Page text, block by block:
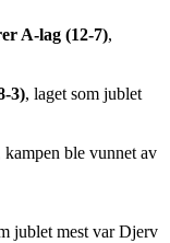
A-lag (12-7),
3), laget som jublet
kampen ble vunnet av
jublet mest var Djerv